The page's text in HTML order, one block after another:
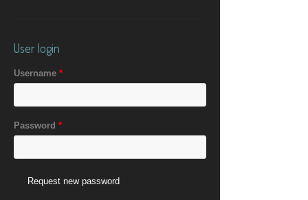
User login
Username *
Password *
Request new password